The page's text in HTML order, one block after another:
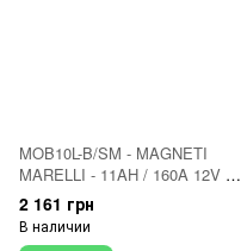
MOB10L-B/SM - MAGNETI
MARELLI - 11AH / 160A 12V P+
мото аккумулятор
2 161 грн
В наличии